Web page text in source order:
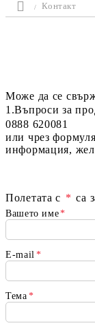
Контакт
Може да се
1.Въпроси за
0888 620081
или чрез
информация,
Полетата с * са
Вашето име*
E-mail *
Тема *